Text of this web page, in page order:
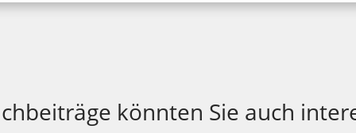
könnten Sie auch